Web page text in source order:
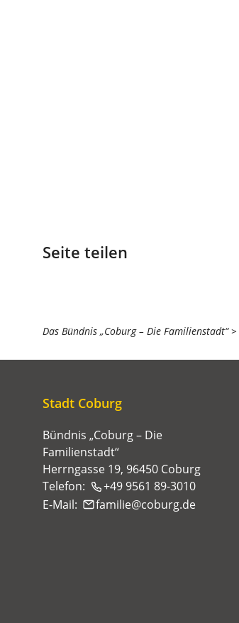
Seite teilen
Sie
befinden
hier:
Das Bündnis „Coburg – Die Familienstadt“
Stadt Coburg
Bündnis „Coburg – Die
Familienstadt“
Herrngasse 19, 96450 Coburg
Telefon:
+49 9561 89-3010
E-Mail:
familie coburg de